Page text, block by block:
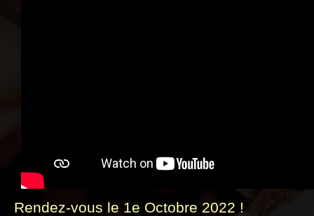
Rendez-vous le 1e Octobre 2022 !